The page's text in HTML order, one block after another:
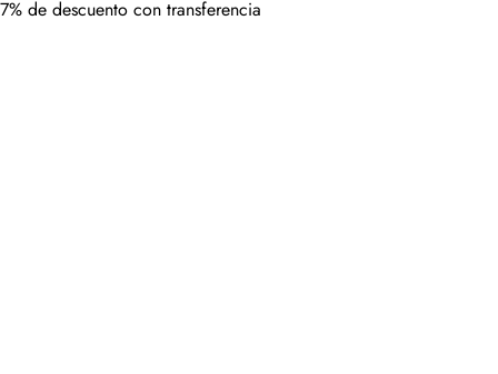
7% de descuento con transferencia